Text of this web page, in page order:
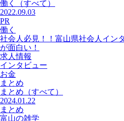
働く
（すべて）
2022.09.03
PR
働く
社会人必見！！富山県社会人イン
が面白い！
求人情報
インタビュー
お金
まとめ
まとめ （すべて）
2024.01.22
まとめ
富山の雑学